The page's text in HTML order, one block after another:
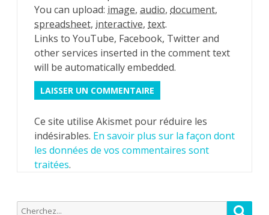
You can upload: image, audio, document,
spreadsheet, interactive, text.
Links to YouTube, Facebook, Twitter and
other services inserted in the comment text
will be automatically embedded.
Ce site utilise Akismet pour réduire les
indésirables. En savoir plus sur la façon dont
les données de vos commentaires sont
traitées.
Recherche